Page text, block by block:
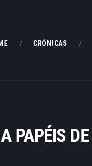
CRÓNICAS
PAPÉIS
CRÓNICAS
ARTIGOS